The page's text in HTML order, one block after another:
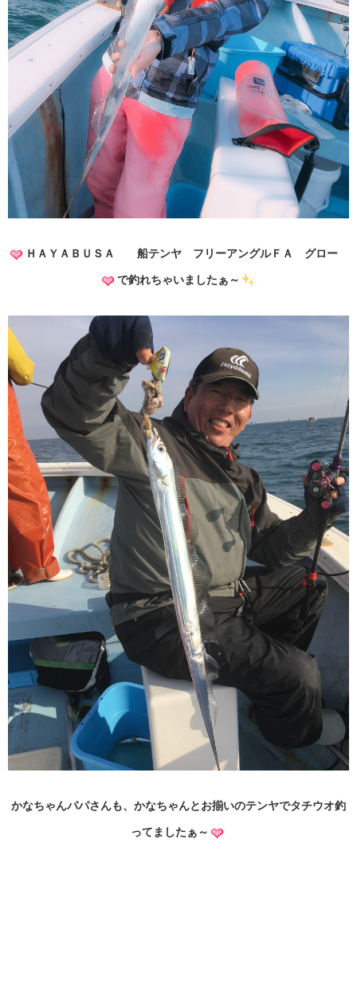
ＨＡＹＡＢＵＳＡ 船テンヤ フリーアングルＦＡ グロー
で釣れちゃいましたぁ～
かなちゃんパパさんも、かなちゃんとお揃いのテンヤでタチウオ釣
ってましたぁ～